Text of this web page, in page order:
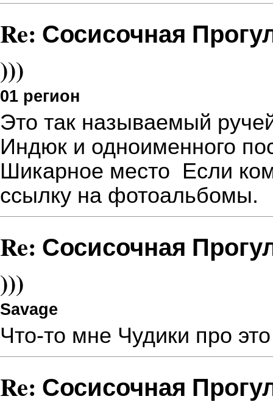
Re: Сосисочная
)))
01 регион
Это так называемый
Индюк и одноименного
Шикарное место Если
ссылку на фотоальбомы.
Re: Сосисочная
)))
Savage
Что-то мне Чудики про
Re: Сосисочная